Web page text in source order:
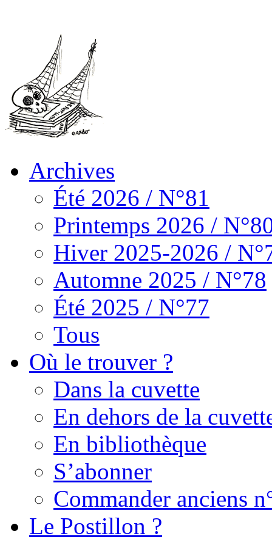
Archives
Été 2026 / N°81
Printemps 2026 /
Hiver 2025-2026 /
Automne 2025 / N°78
Été 2025 / N°77
Tous
Où le trouver ?
Dans la cuvette
En dehors de la
En bibliothèque
S’abonner
Commander anciens
Le Postillon ?